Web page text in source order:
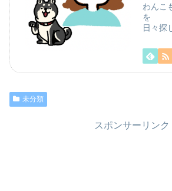
わんこ
を
日々探
未分類
スポンサーリンク